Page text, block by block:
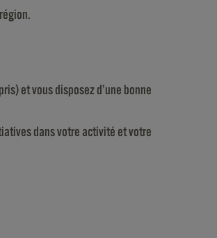
et vous disposez d’une bonne
dans votre activité et votre